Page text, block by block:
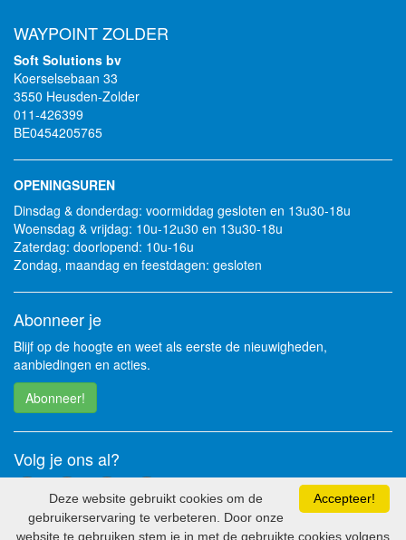
WAYPOINT ZOLDER
Soft Solutions bv
Koerselsebaan 33
3550 Heusden-Zolder
011-426399
BE0454205765
OPENINGSUREN
Dinsdag & donderdag: voormiddag gesloten en 13u30-18u
Woensdag & vrijdag: 10u-12u30 en 13u30-18u
Zaterdag: doorlopend: 10u-16u
Zondag, maandag en feestdagen: gesloten
Abonneer je
Blijf op de hoogte en weet als eerste de nieuwigheden,
aanbiedingen en acties.
Abonneer!
Volg je ons al?
Accepteer!
Deze website gebruikt cookies om de
gebruikerservaring te verbeteren. Door onze
website te gebruiken stem je in met de gebruikte cookies volgens